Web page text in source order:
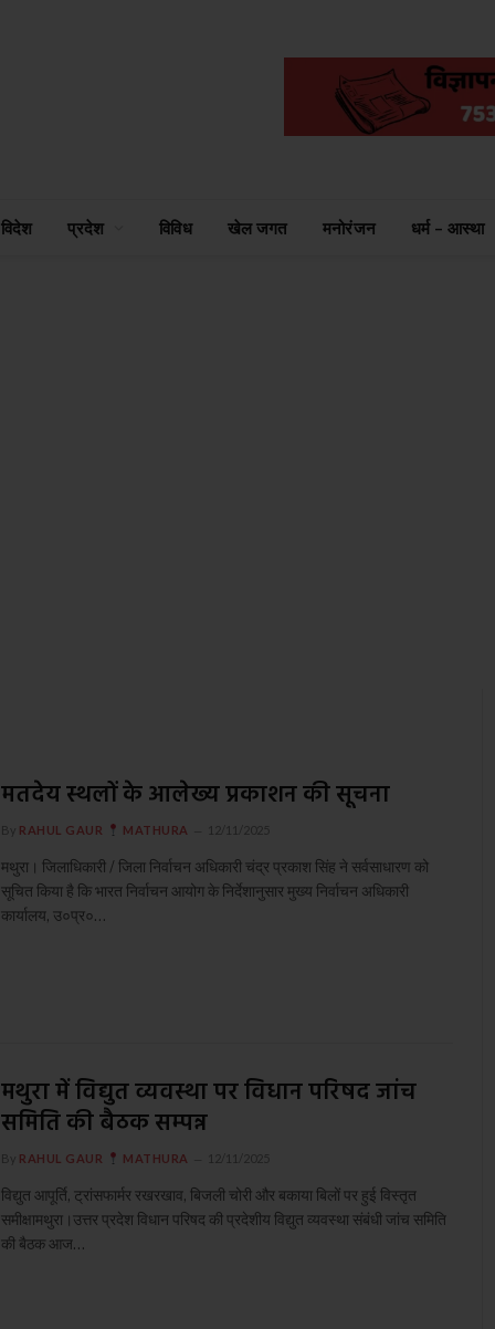
विदेश प्रदेश विविध खेल जगत मनोरंजन धर्म – आस्था
मतदेय स्थलों के आलेख्य प्रकाशन की सूचना
By RAHUL GAUR MATHURA 12/11/2025
मथुरा। जिलाधिकारी / जिला निर्वाचन अधिकारी चंद्र प्रकाश सिंह ने सर्वसाधारण को
सूचित किया है कि भारत निर्वाचन आयोग के निर्देशानुसार मुख्य निर्वाचन अधिकारी
कार्यालय, उ०प्र०…
मथुरा में विद्युत व्यवस्था पर विधान परिषद जांच
समिति की बैठक सम्पन्न
By RAHUL GAUR MATHURA 12/11/2025
विद्युत आपूर्ति, ट्रांसफार्मर रखरखाव, बिजली चोरी और बकाया बिलों पर हुई विस्तृत
समीक्षामथुरा।उत्तर प्रदेश विधान परिषद की प्रदेशीय विद्युत व्यवस्था संबंधी जांच समिति
की बैठक आज…